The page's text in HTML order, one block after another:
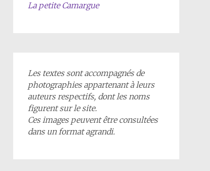
La petite Camargue
Les textes sont accompagnés de
photographies appartenant à leurs
auteurs respectifs, dont les noms
figurent sur le site.
Ces images peuvent être consultées
dans un format agrandi.